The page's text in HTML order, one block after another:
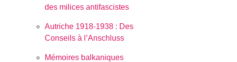
des milices antifascistes
Autriche 1918-1938 : Des
Conseils à l’Anschluss
Mémoires balkaniques